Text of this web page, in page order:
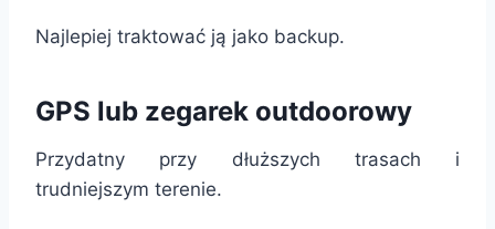
Najlepiej traktować ją jako backup.
GPS lub zegarek outdoorowy
Przydatny przy dłuższych trasach i
trudniejszym terenie.